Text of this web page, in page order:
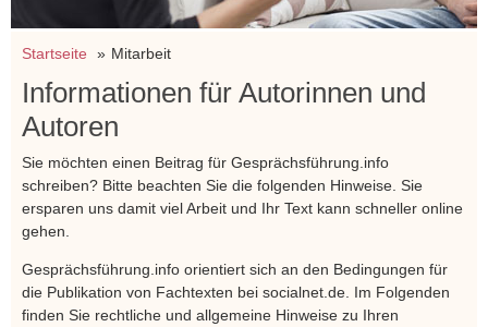
Startseite Mitarbeit
Informationen für Autorinnen und
Autoren
Sie möchten einen Beitrag für Gesprächsführung.info
schreiben? Bitte beachten Sie die folgenden Hinweise. Sie
ersparen uns damit viel Arbeit und Ihr Text kann schneller online
gehen.
Gesprächsführung.info orientiert sich an den Bedingungen für
die Publikation von Fachtexten bei socialnet.de. Im Folgenden
finden Sie rechtliche und allgemeine Hinweise zu Ihren